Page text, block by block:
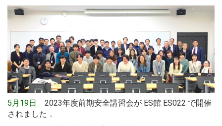
5月19日
2023年度前期安全講習会が ES館 ES022 で開催
されました．